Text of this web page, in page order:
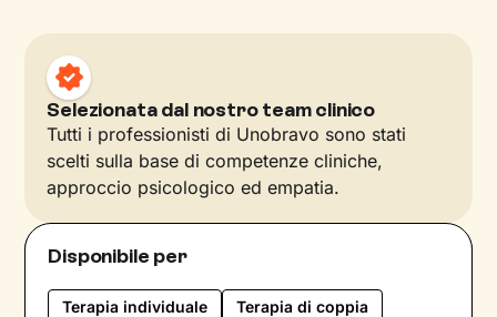
Selezionata dal nostro team clinico
Tutti i professionisti di Unobravo sono stati
scelti sulla base di competenze cliniche,
approccio psicologico ed empatia.
Disponibile per
Terapia individuale Terapia di coppia